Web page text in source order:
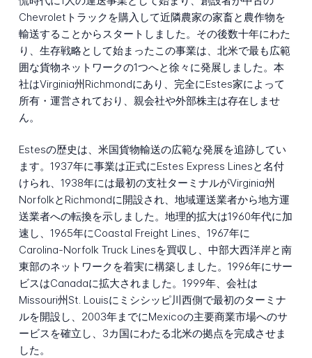
Chevroletトラックを購入して近隣農家の家畜と農作物を
輸送することからスタートしました。その後数十年にわた
り、生存戦略として始まったこの事業は、北米で最も広範
囲な貨物ネットワークの1つへと徐々に発展しました。本
社はVirginia州Richmondにあり、完全にEstes家によって
所有・運営されており、親会社や外部株主は存在しませ
ん。
Estesの歴史は、米国貨物輸送の広範な発展を追跡してい
ます。1937年に事業は正式にEstes Express Linesと名付
けられ、1938年には最初の支社ターミナルがVirginia州
NorfolkとRichmondに開設され、地域運送業者から地方運
送業者への転換を示しました。地理的拡大は1960年代に加
速し、1965年にCoastal Freight Lines、1967年に
Carolina-Norfolk Truck Linesを買収し、中部大西洋岸と南
東部のネットワークを着実に構築しました。1996年にサー
ビスはCanadaに拡大されました。1999年、会社は
Missouri州St. Louisにミシシッピ川西側で最初のターミナ
ルを開設し、2003年までにMexicoの主要商業市場へのサ
ービスを確立し、3カ国にわたる北米の拠点を完成させま
した。